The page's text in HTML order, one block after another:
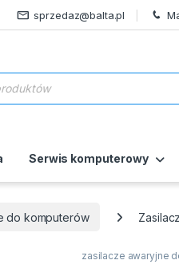
sprzedaz@balta.pl
produktów
Serwis komputerowy
do komputerów
zasilacze awaryjne